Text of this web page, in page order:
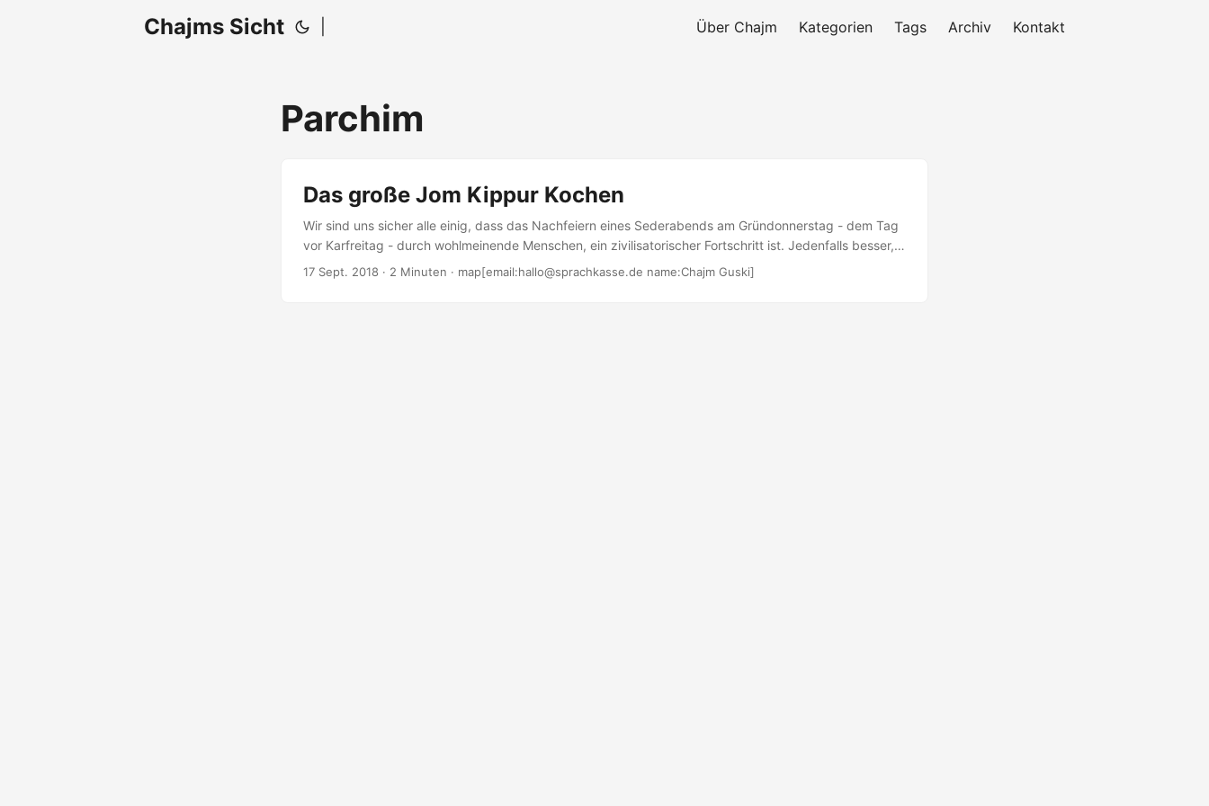
Chajms Sicht Über Chajm Kategorien Tags Archiv Kontakt
Parchim
Das große Jom Kippur Kochen
Wir sind uns sicher alle einig, dass das Nachfeiern eines Sederabends am Gründonnerstag - dem Tag
vor Karfreitag - durch wohlmeinende Menschen, ein zivilisatorischer Fortschritt ist. Jedenfalls besser,
als das lokale Ghetto auf links zu ziehen. An diese An- und Enteignung haben wir uns mittlerweile
17 Sept. 2018 · 2 Minuten · map[email:hallo@sprachkasse.de name:Chajm Guski]